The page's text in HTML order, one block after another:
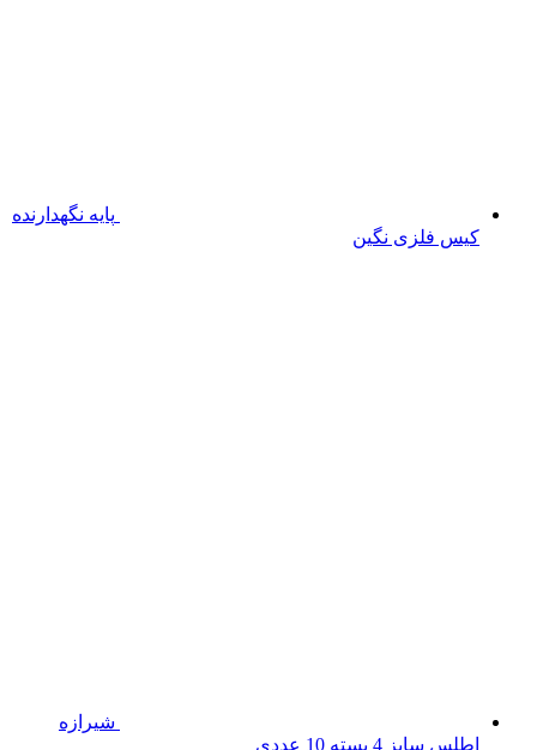
پایه نگهدارنده
کیس فلزی نگین
شیرازه
اطلس سایز 4 بسته 10 عددی